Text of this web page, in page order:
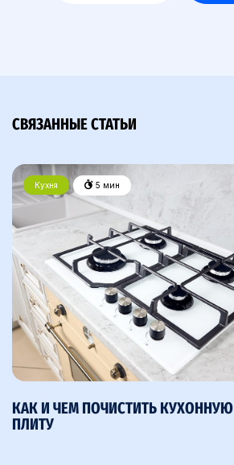
СВЯЗАННЫЕ СТАТЬИ
Кухня 5 мин
КАК И ЧЕМ ПОЧИСТИТЬ КУХОННУЮ
ПЛИТУ